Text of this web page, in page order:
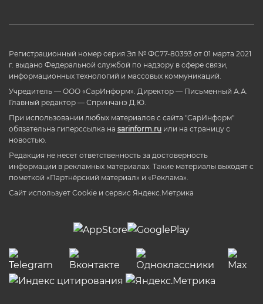
Регистрационный номер серия Эл № ФС77-80393 от 01 марта 2021
г. выдано Федеральной службой по надзору в сфере связи,
информационных технологий и массовых коммуникаций.
Учредитель — ООО «СарИнформ». Директор — Письменный А.А.
Главный редактор — Спринчанэ Д.Ю.
При использовании любых материалов с сайта "СарИнформ"
обязательна гиперссылка на sarinform.ru или на страницу с
новостью.
Редакция не несет ответственность за достоверность
информации в рекламных материалах. Такие материалы выходят с
пометкой «Партнёрский материал» и «Реклама».
Сайт использует Cookie и сервиc Яндекс.Метрика